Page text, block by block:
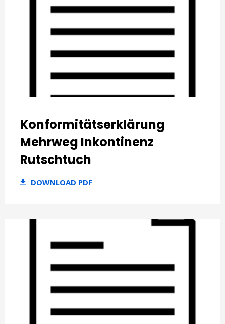
Konformitätserklärung
Mehrweg Inkontinenz
Rutschtuch
DOWNLOAD PDF